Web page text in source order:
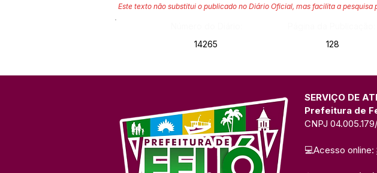
Este texto não substitui o publicado no Diário Oficial, mas facilita a
14265
128
SERVIÇO DE
Prefeitura de
CNPJ
💻Acesso online: